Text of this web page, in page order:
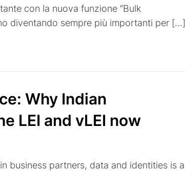
con la nuova funzione “Bulk
diventando sempre più importanti per […]
Why Indian
LEI and vLEI now
business partners, data and identities is a